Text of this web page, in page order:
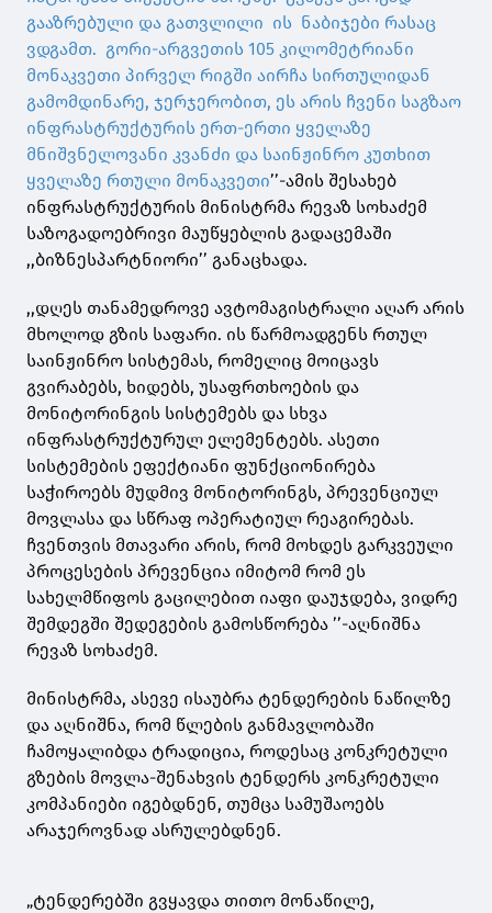
გააზრებული და გათვლილი ის ნაბიჯები რასაც
ვდგამთ. გორი-არგვეთის 105 კილომეტრიანი
მონაკვეთი პირველ რიგში აირჩა სირთულიდან
გამომდინარე, ჯერჯერობით, ეს არის ჩვენი საგზაო
ინფრასტრუქტურის ერთ-ერთი ყველაზე
მნიშვნელოვანი კვანძი და საინჟინრო კუთხით
ყველაზე რთული მონაკვეთი’’-ამის შესახებ
ინფრასტრუქტურის მინისტრმა რევაზ სოხაძემ
საზოგადოებრივი მაუწყებლის გადაცემაში
,,ბიზნესპარტნიორი’’ განაცხადა.
,,დღეს თანამედროვე ავტომაგისტრალი აღარ არის
მხოლოდ გზის საფარი. ის წარმოადგენს რთულ
საინჟინრო სისტემას, რომელიც მოიცავს
გვირაბებს, ხიდებს, უსაფრთხოების და
მონიტორინგის სისტემებს და სხვა
ინფრასტრუქტურულ ელემენტებს. ასეთი
სისტემების ეფექტიანი ფუნქციონირება
საჭიროებს მუდმივ მონიტორინგს, პრევენციულ
მოვლასა და სწრაფ ოპერატიულ რეაგირებას.
ჩვენთვის მთავარი არის, რომ მოხდეს გარკვეული
პროცესების პრევენცია იმიტომ რომ ეს
სახელმწიფოს გაცილებით იაფი დაუჯდება, ვიდრე
შემდეგში შედეგების გამოსწორება ’’-აღნიშნა
რევაზ სოხაძემ.
მინისტრმა, ასევე ისაუბრა ტენდერების ნაწილზე
და აღნიშნა, რომ წლების განმავლობაში
ჩამოყალიბდა ტრადიცია, როდესაც კონკრეტული
გზების მოვლა-შენახვის ტენდერს კონკრეტული
კომპანიები იგებდნენ, თუმცა სამუშაოებს
არაჯეროვნად ასრულებდნენ.
„ტენდერებში გვყავდა თითო მონაწილე,